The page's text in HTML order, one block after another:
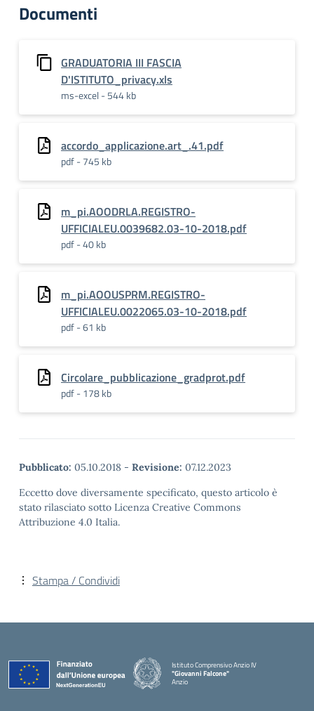
Documenti
GRADUATORIA III FASCIA
D'ISTITUTO_privacy.xls
ms-excel - 544 kb
accordo_applicazione.art_.41.pdf
pdf - 745 kb
m_pi.AOODRLA.REGISTRO-
UFFICIALEU.0039682.03-10-2018.pdf
pdf - 40 kb
m_pi.AOOUSPRM.REGISTRO-
UFFICIALEU.0022065.03-10-2018.pdf
pdf - 61 kb
Circolare_pubblicazione_gradprot.pdf
pdf - 178 kb
Pubblicato: 05.10.2018 - Revisione: 07.12.2023
Eccetto dove diversamente specificato, questo articolo è
stato rilasciato sotto Licenza Creative Commons
Attribuzione 4.0 Italia.
Stampa / Condividi
Istituto Comprensivo Anzio IV
"Giovanni Falcone"
Anzio